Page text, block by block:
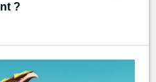
?